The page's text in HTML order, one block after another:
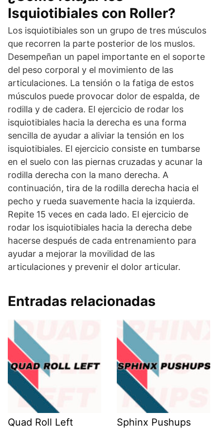
Isquiotibiales con Roller?
Los isquiotibiales son un grupo de tres músculos
que recorren la parte posterior de los muslos.
Desempeñan un papel importante en el soporte
del peso corporal y el movimiento de las
articulaciones. La tensión o la fatiga de estos
músculos puede provocar dolor de espalda, de
rodilla y de cadera. El ejercicio de rodar los
isquiotibiales hacia la derecha es una forma
sencilla de ayudar a aliviar la tensión en los
isquiotibiales. El ejercicio consiste en tumbarse
en el suelo con las piernas cruzadas y acunar la
rodilla derecha con la mano derecha. A
continuación, tira de la rodilla derecha hacia el
pecho y rueda suavemente hacia la izquierda.
Repite 15 veces en cada lado. El ejercicio de
rodar los isquiotibiales hacia la derecha debe
hacerse después de cada entrenamiento para
ayudar a mejorar la movilidad de las
articulaciones y prevenir el dolor articular.
Entradas relacionadas
Quad Roll Left Sphinx Pushups